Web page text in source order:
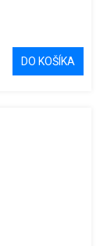
DO KOŠÍKA